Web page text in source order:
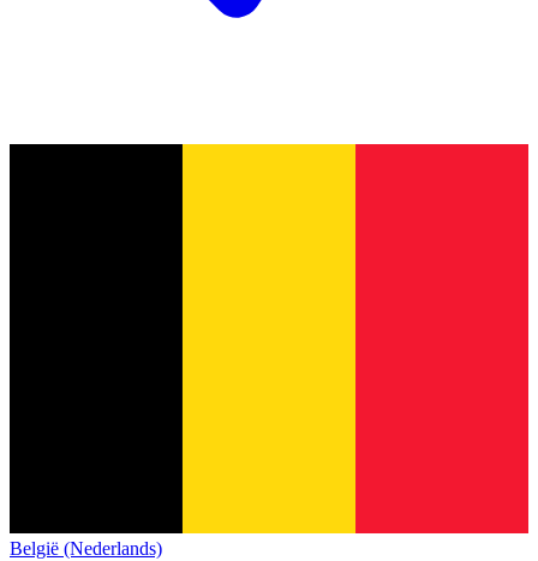
België (Nederlands)